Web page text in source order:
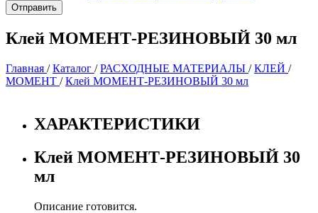
Клей МОМЕНТ-РЕЗИНОВЫЙ 30 мл
Главная /Каталог /РАСХОДНЫЕ МАТЕРИАЛЫ /КЛЕЙ /
МОМЕНТ /Клей МОМЕНТ-РЕЗИНОВЫЙ 30 мл
ХАРАКТЕРИСТИКИ
Клей МОМЕНТ-РЕЗИНОВЫЙ 30
мл
Описание готовится.